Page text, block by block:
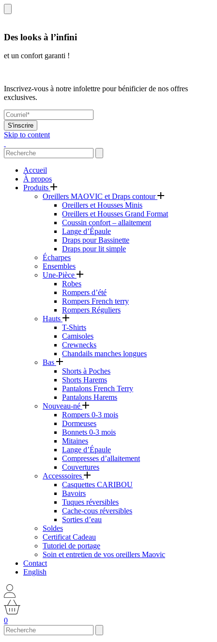
Des looks à l’infini
et un confort garanti !
Inscrivez-vous à notre infolettre pour bénificier de nos offres
exclusives.
S'inscrire
Skip to content
Accueil
À propos
Produits
Oreillers MAOVIC et Draps contour
Oreillers et Housses Minis
Oreillers et Housses Grand Format
Coussin confort – allaitement
Lange d’Épaule
Draps pour Bassinette
Draps pour lit simple
Écharpes
Ensembles
Une-Pièce
Robes
Rompers d’été
Rompers French terry
Rompers Réguliers
Hauts
T-Shirts
Camisoles
Crewnecks
Chandails manches longues
Bas
Shorts à Poches
Shorts Harems
Pantalons French Terry
Pantalons Harems
Nouveau-né
Rompers 0-3 mois
Dormeuses
Bonnets 0-3 mois
Mitaines
Lange d’Épaule
Compresses d’allaitement
Couvertures
Accesssoires
Casquettes CARIBOU
Bavoirs
Tuques réversibles
Cache-cous réversibles
Sorties d’eau
Soldes
Certificat Cadeau
Tutoriel de portage
Soin et entretien de vos oreillers Maovic
Contact
English
0